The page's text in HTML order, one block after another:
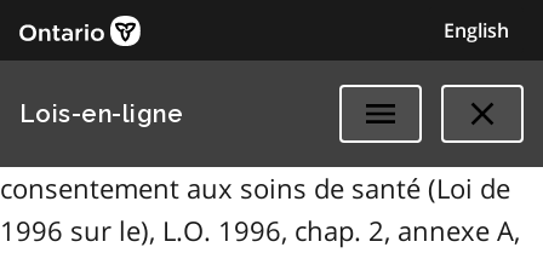
English
Lois-en-ligne
consentement aux soins de santé (Loi de
1996 sur le), L.O. 1996, chap. 2, annexe A,